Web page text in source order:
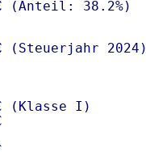
(Steuerjahr 2024)
(Klasse I)